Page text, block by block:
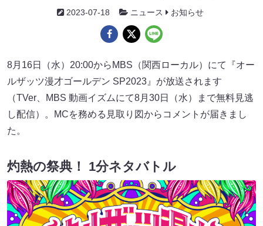
2023-07-18 ニュース お知らせ
8月16日（水）20:00からMBS（関西ローカル）にて『オー
ルザッツ漫才ゴールデン SP2023』が放送されます
（TVer、MBS 動画イズムにて8月30日（水）まで無料見逃
し配信）。MCを務める見取り図からコメントが届きまし
た。
灼熱の祭典！ 1分ネタバトル